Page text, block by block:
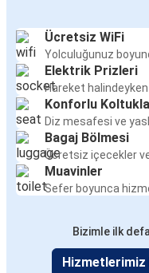
Ücretsiz WiFi
Yolculuğunuz
Elektrik Prizleri
Hareket halindeyken
Konforlu
Diz mesafesi ve
Bagaj Bölmesi
Ücretsiz içecekler
Muavinler
Sefer boyunca
Bizimle ilk
Hizmetlerimiz